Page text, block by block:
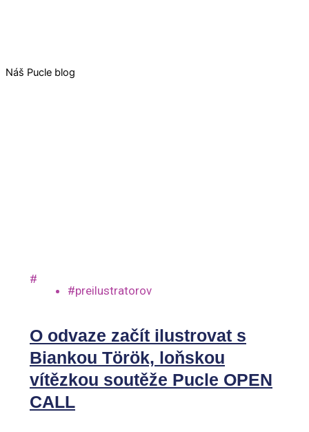
Náš Pucle blog
#
#preilustratorov
O odvaze začít ilustrovat s
Biankou Török, loňskou
vítězkou soutěže Pucle OPEN
CALL